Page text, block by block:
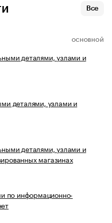
Все
ОСНОВНОЙ
деталями, узлами и
деталями, узлами и
деталями, узлами и
магазинах
по информационно-